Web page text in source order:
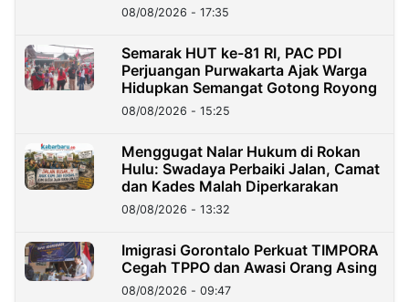
08/08/2026 - 17:35
Semarak HUT ke-81 RI, PAC PDI
Perjuangan Purwakarta Ajak Warga
Hidupkan Semangat Gotong Royong
08/08/2026 - 15:25
Menggugat Nalar Hukum di Rokan
Hulu: Swadaya Perbaiki Jalan, Camat
dan Kades Malah Diperkarakan
08/08/2026 - 13:32
Imigrasi Gorontalo Perkuat TIMPORA
Cegah TPPO dan Awasi Orang Asing
08/08/2026 - 09:47